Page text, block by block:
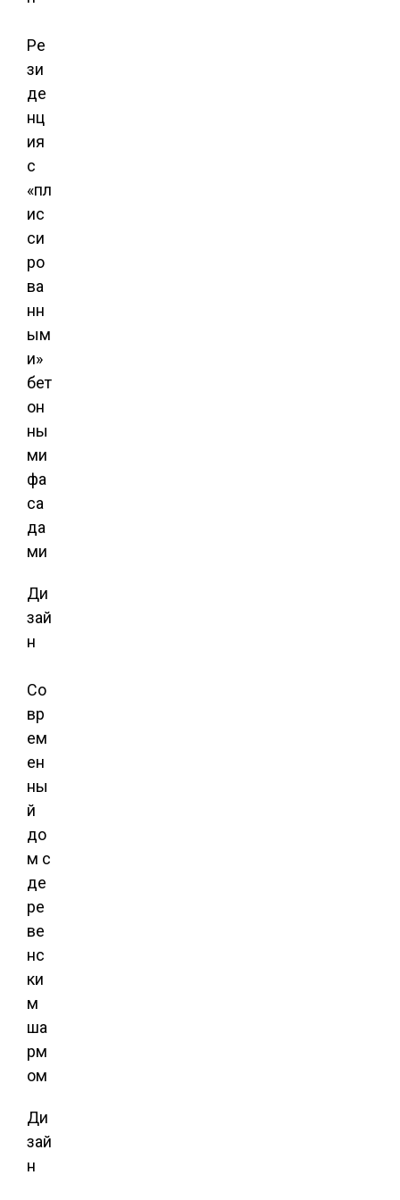
Ре
зи
де
нц
ия
с
«пл
ис
си
ро
ва
нн
ым
и»
бет
он
ны
ми
фа
са
да
ми
Ди
зай
н
Со
вр
ем
ен
ны
й
до
м с
де
ре
ве
нс
ки
м
ша
рм
ом
Ди
зай
н